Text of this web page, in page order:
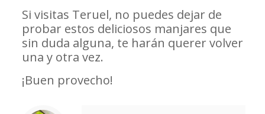
Si visitas Teruel, no puedes dejar de
probar estos deliciosos manjares que
sin duda alguna, te harán querer volver
una y otra vez.
¡Buen provecho!